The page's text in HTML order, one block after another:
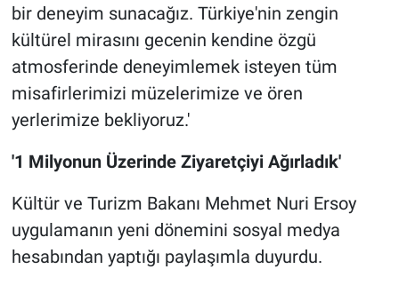
bir deneyim sunacağız. Türkiye'nin zengin
kültürel mirasını gecenin kendine özgü
atmosferinde deneyimlemek isteyen tüm
misafirlerimizi müzelerimize ve ören
yerlerimize bekliyoruz.'
'1 Milyonun Üzerinde Ziyaretçiyi Ağırladık'
Kültür ve Turizm Bakanı Mehmet Nuri Ersoy
uygulamanın yeni dönemini sosyal medya
hesabından yaptığı paylaşımla duyurdu.